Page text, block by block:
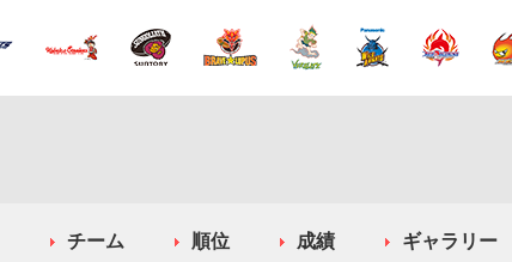
チーム 順位 成績 ギャラリー